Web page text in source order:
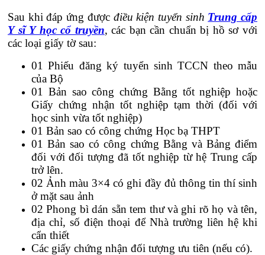
Sau khi đáp ứng được điều kiện tuyển sinh Trung cấp
Y sĩ Y học cổ truyền, các bạn cần chuẩn bị hồ sơ với
các loại giấy tờ sau:
01 Phiếu đăng ký tuyển sinh TCCN theo mẫu
của Bộ
01 Bản sao công chứng Bằng tốt nghiệp hoặc
Giấy chứng nhận tốt nghiệp tạm thời (đối với
học sinh vừa tốt nghiệp)
01 Bản sao có công chứng Học bạ THPT
01 Bản sao có công chứng Bằng và Bảng điểm
đối với đối tượng đã tốt nghiệp từ hệ Trung cấp
trở lên.
02 Ảnh màu 3×4 có ghi đầy đủ thông tin thí sinh
ở mặt sau ảnh
02 Phong bì dán sẵn tem thư và ghi rõ họ và tên,
địa chỉ, số điện thoại để Nhà trường liên hệ khi
cẩn thiết
Các giấy chứng nhận đối tượng ưu tiên (nếu có).